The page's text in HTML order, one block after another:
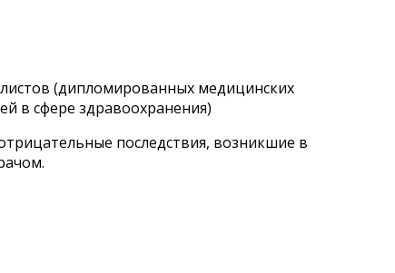
(дипломированных медицинских
в сфере здравоохранения)
последствия, возникшие в